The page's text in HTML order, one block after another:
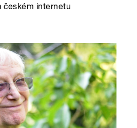
českém internetu